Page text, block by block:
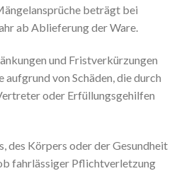
beträgt bei
ab Ablieferung der Ware.
und Fristverkürzungen
von Schäden, die durch
oder Erfüllungsgehilfen
des Körpers oder der Gesundheit
fahrlässiger Pflichtverletzung